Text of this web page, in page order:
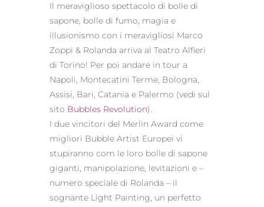
Il meraviglioso spettacolo di bolle di
sapone, bolle di fumo, magia e
illusionismo con i meravigliosi Marco
Zoppi & Rolanda arriva al Teatro Alfieri
di Torino! Per poi andare in tour a
Napoli, Montecatini Terme, Bologna,
Assisi, Bari, Catania e Palermo (vedi sul
sito Bubbles Revolution).
I due vincitori del Merlin Award come
migliori Bubble Artist Europei vi
stupiranno com le loro bolle di sapone
giganti, manipolazione, levitazioni e –
numero speciale di Rolanda – il
sognante Light Painting, un perfetto